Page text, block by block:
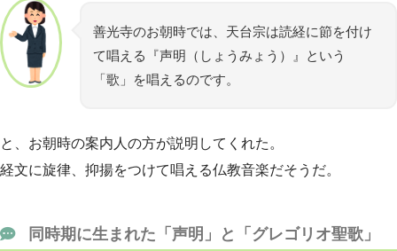
善光寺のお朝時では、天台宗は読経に節を付け
て唱える『声明（しょうみょう）』という
「歌」を唱えるのです。
と、お朝時の案内人の方が説明してくれた。
経文に旋律、抑揚をつけて唱える仏教音楽だそうだ。
同時期に生まれた「声明」と「グレゴリオ聖歌」